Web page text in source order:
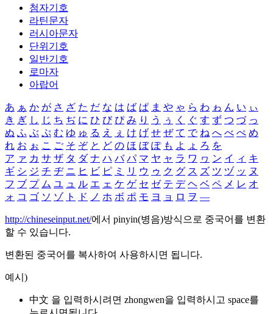
첨자기호
라틴문자
러시아문자
단위기호
일반기호
로마자
아랍어
あ ぁ か が さ ざ た だ な は ば ぱ ま や ゃ ら わ ゎ ん い ぃ
き ぎ し じ ち ぢ に ひ び ぴ み り う ぅ く ぐ す ず つ づ っ
ぬ ふ ぶ ぷ む ゆ ゅ る え ぇ け げ せ ぜ て で ね へ べ ぺ め
れ お ぉ こ ご そ ぞ と ど の ほ ぼ ぽ も よ ょ ろ を
ア ァ カ サ ザ タ ダ ナ ハ バ パ マ ヤ ャ ラ ワ ヮ ン イ ィ キ
ギ シ ジ チ ヂ ニ ヒ ビ ピ ミ リ ウ ゥ ク グ ス ズ ツ ヅ ッ ヌ
フ ブ プ ム ユ ュ ル エ ェ ケ ゲ セ ゼ テ デ ヘ ベ ペ メ レ オ
ォ コ ゴ ソ ゾ ト ド ノ ホ ボ ポ モ ヨ ョ ロ ヲ ―
http://chineseinput.net/에서 pinyin(병음)방식으로 중국어를 변환
할 수 있습니다.
변환된 중국어를 복사하여 사용하시면 됩니다.
예시)
中文 을 입력하시려면 zhongwen을 입력하시고 space를